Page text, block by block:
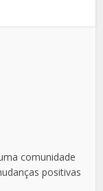
comunidade
positivas